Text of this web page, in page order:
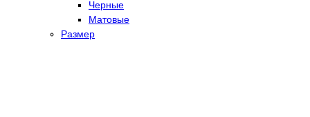
Черные
Матовые
Размер